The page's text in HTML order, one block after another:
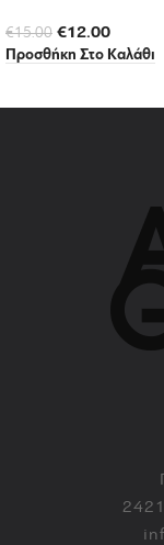
€15.00 €12.00
Προσθήκη Στο Καλάθι